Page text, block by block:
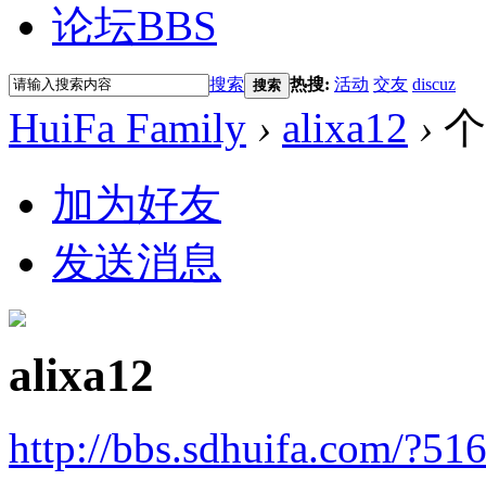
论坛BBS
搜索 搜索 热搜: 活动 交友 discuz
HuiFa Family › alixa12 ›
加为好友
发送消息
alixa12
http://bbs.sdhuifa.com/